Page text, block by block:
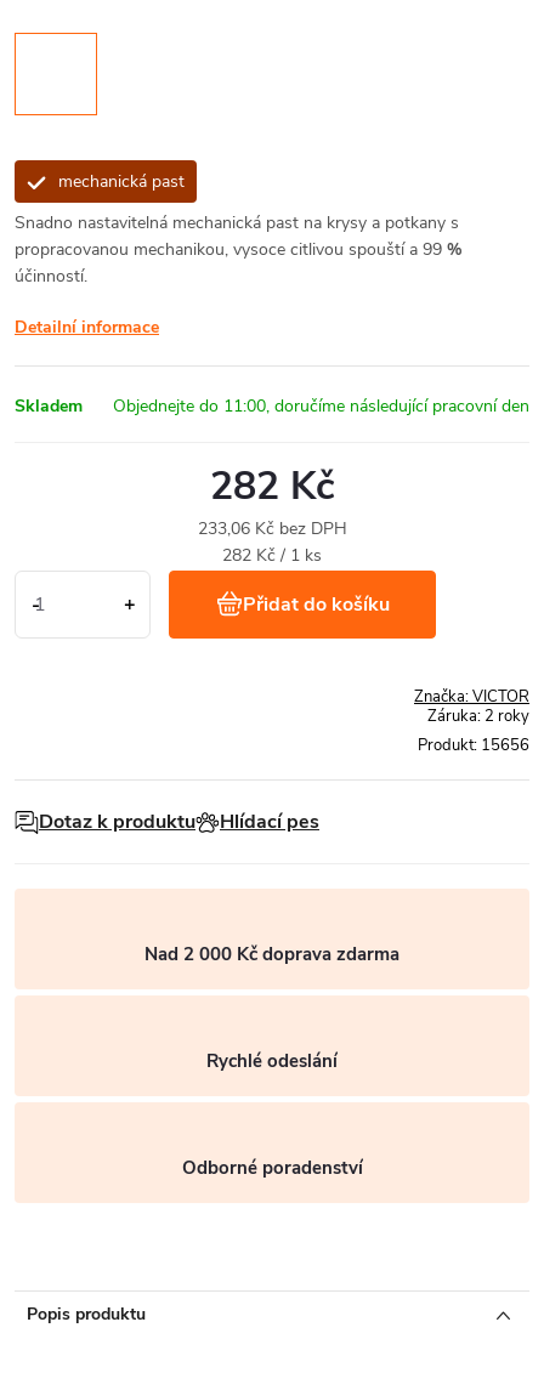
mechanická past
Snadno nastavitelná mechanická past na krysy a potkany s
propracovanou mechanikou, vysoce citlivou spouští a 99 %
účinností.
Detailní informace
Skladem
282 Kč
233,06 Kč bez DPH
Měrná
282 Kč / 1 ks
Přidat do košíku
Značka:VICTOR
Záruka: 2 roky
Produkt: 15656
Dotaz k produktu Hlídací pes
Nad 2 000 Kč doprava zdarma
Rychlé odeslání
Odborné poradenství
Popis produktu